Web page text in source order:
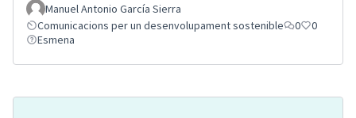
Manuel Antonio García Sierra
Comunicacions per un desenvolupament sostenible
0
0
Esmena